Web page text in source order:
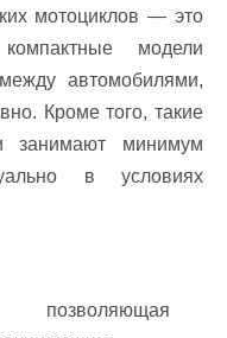
мотоциклов — это
модели
автомобилями,
Кроме того, такие
занимают минимум
в условиях
позволяющая